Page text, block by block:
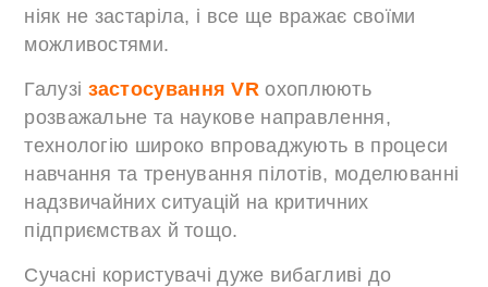
ніяк не застаріла, і все ще вражає своїми
можливостями.
Галузі застосування VR охоплюють
розважальне та наукове направлення,
технологію широко впроваджують в процеси
навчання та тренування пілотів, моделюванні
надзвичайних ситуацій на критичних
підприємствах й тощо.
Сучасні користувачі дуже вибагливі до